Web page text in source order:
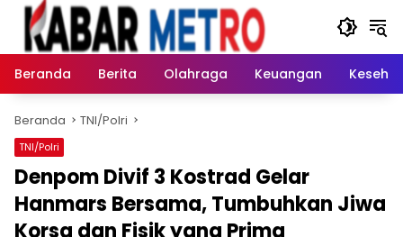
Langsung
konten
Beranda
Berita Olahraga Keuangan
Beranda TNI/Polri
TNI/Polri
Denpom Divif 3 Kostrad Gelar
Hanmars Bersama, Tumbuhkan Jiwa
Korsa dan Fisik yang Prima